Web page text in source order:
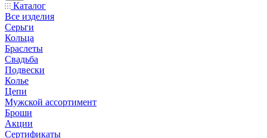
Каталог
Все изделия
Серьги
Кольца
Браслеты
Свадьба
Подвески
Колье
Цепи
Мужской ассортимент
Броши
Акции
Сертификаты